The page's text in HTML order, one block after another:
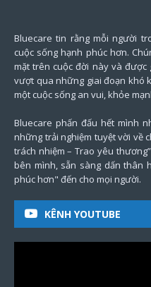
Bluecare tin rằng mỗi người
cuộc sống hạnh phúc hơn.
mặt trên cuộc đời này và
vượt qua những giai đoạn khó
một cuộc sống an vui, khỏe
Bluecare phấn đấu hết mình
những trải nghiệm tuyệt vời về
trách nhiệm – Trao yêu
bên mình, sẵn sàng dấn thân
phúc hơn" đến cho mọi người.
KÊNH YOUTUBE